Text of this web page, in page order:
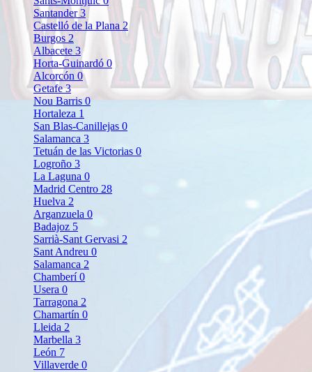
Santander3
Castelló de la Plana2
Burgos 2
Albacete 3
Horta-Guinardó 0
Alcorcón 0
Getafe3
Nou Barris0
Hortaleza 1
San Blas-Canillejas 0
Salamanca 3
Tetuán de las Victorias 0
Logroño 3
La Laguna 0
Madrid Centro 28
Huelva 2
Arganzuela 0
Badajoz 5
Sarrià-Sant Gervasi 2
Sant Andreu 0
Salamanca 2
Chamberí0
Usera 0
Tarragona 2
Chamartín 0
Lleida 2
Marbella 3
León 7
Villaverde 0